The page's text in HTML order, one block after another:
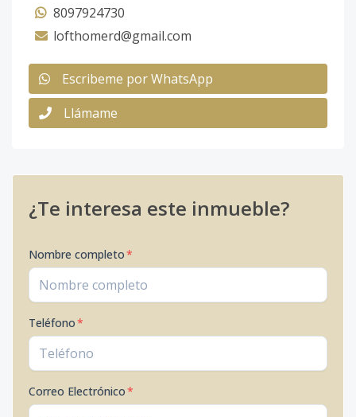
8097924730
lofthomerd@gmail.com
Escribeme por WhatsApp
Llámame
¿Te interesa este inmueble?
Nombre completo*
Teléfono*
Correo Electrónico*